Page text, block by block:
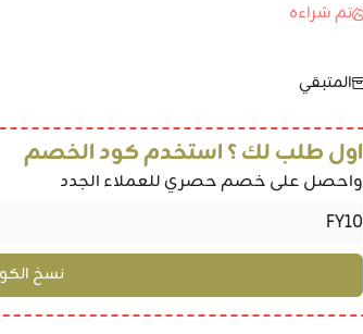
تم شراءه
المتبقي
اول طلب لك ؟ استخدم كود الخصم
واحصل على خصم حصري للعملاء الجدد